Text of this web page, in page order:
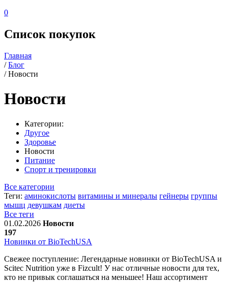
0
Список покупок
Главная
/ Блог
/ Новости
Новости
Категории:
Другое
Здоровье
Новости
Питание
Спорт и тренировки
Все категории
Теги: аминокислоты витамины и минералы гейнеры группы
мышц девушкам диеты
Все теги
01.02.2026 Новости
197
Новинки от BioTechUSA
Свежее поступление: Легендарные новинки от BioTechUSA и
Scitec Nutrition уже в Fizcult! У нас отличные новости для тех,
кто не привык соглашаться на меньшее! Наш ассортимент